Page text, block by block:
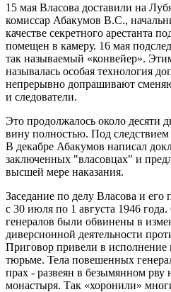
15 мая Власова доставили на
комиссар Абакумов В.С.,
качестве секретного арестанта
помещен в камеру. 16 мая
так называемый «конвейер».
называлась особая технология
непрерывно допрашивают
и следователи.
Это продолжалось около десяти
вину полностью. Под
В декабре Абакумов написал
заключенных "власовцах" и
высшей мере наказания.
Заседание по делу Власова и
с 30 июля по 1 августа 1946
генералов были обвинены в
диверсионной деятельности
Приговор привели в исполнение
тюрьме. Тела повешенных
прах - развеян в безымянном рву
монастыря. Так «хоронили»